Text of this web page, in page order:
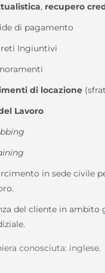
, recupero
di pagamento
Ingiuntivi
di locazione
Lavoro
in sede civile
del cliente in ambito
conosciuta: inglese.